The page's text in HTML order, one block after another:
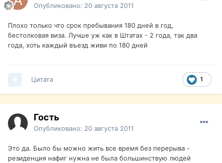
Опубликовано: 20 августа 2011
Плохо только что срок пребывания 180 дней в год,
бестолковая виза. Лучше уж как в Штатах - 2 года, так два
года, хоть каждый въезд живи по 180 дней
1
Цитата
Гость
Опубликовано: 20 августа 2011
Это да. Было бы можно жить все время без перерыва -
резиденция нафиг нужна не была большинствую людей